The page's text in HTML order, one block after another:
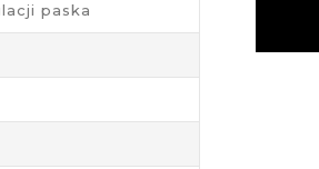
paska